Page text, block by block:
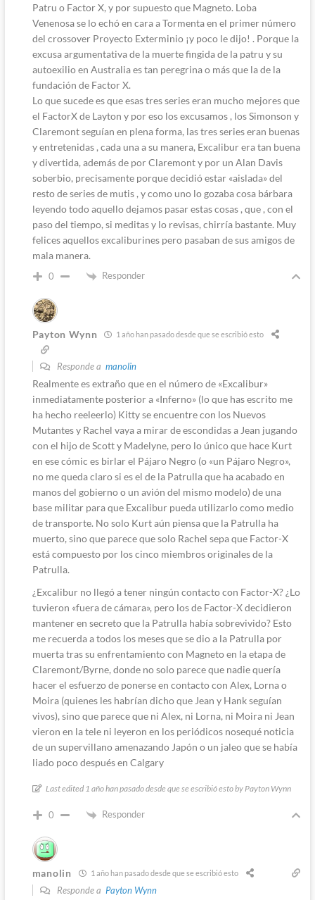
Patru o Factor X, y por supuesto que Magneto. Loba
Venenosa se lo echó en cara a Tormenta en el primer número
del crossover Proyecto Exterminio ¡y poco le dijo! . Porque la
excusa argumentativa de la muerte fingida de la patru y su
autoexilio en Australia es tan peregrina o más que la de la
fundación de Factor X.
Lo que sucede es que esas tres series eran mucho mejores que
el FactorX de Layton y por eso los excusamos , los Simonson y
Claremont seguían en plena forma, las tres series eran buenas
y entretenidas , cada una a su manera, Excalibur era tan buena
y divertida, además de por Claremont y por un Alan Davis
soberbio, precisamente porque decidió estar «aislada» del
resto de series de mutis , y como uno lo gozaba cosa bárbara
leyendo todo aquello dejamos pasar estas cosas , que , con el
paso del tiempo, si meditas y lo revisas, chirría bastante. Muy
felices aquellos excaliburines pero pasaban de sus amigos de
mala manera.
0 Responder
Payton Wynn 1 año han pasado desde que se escribió esto
Responde a manolin
Realmente es extraño que en el número de «Excalibur»
inmediatamente posterior a «Inferno» (lo que has escrito me
ha hecho reeleerlo) Kitty se encuentre con los Nuevos
Mutantes y Rachel vaya a mirar de escondidas a Jean jugando
con el hijo de Scott y Madelyne, pero lo único que hace Kurt
en ese cómic es birlar el Pájaro Negro (o «un Pájaro Negro»,
no me queda claro si es el de la Patrulla que ha acabado en
manos del gobierno o un avión del mismo modelo) de una
base militar para que Excalibur pueda utilizarlo como medio
de transporte. No solo Kurt aún piensa que la Patrulla ha
muerto, sino que parece que solo Rachel sepa que Factor-X
está compuesto por los cinco miembros originales de la
Patrulla.
¿Excalibur no llegó a tener ningún contacto con Factor-X? ¿Lo
tuvieron «fuera de cámara», pero los de Factor-X decidieron
mantener en secreto que la Patrulla había sobrevivido? Esto
me recuerda a todos los meses que se dio a la Patrulla por
muerta tras su enfrentamiento con Magneto en la etapa de
Claremont/Byrne, donde no solo parece que nadie quería
hacer el esfuerzo de ponerse en contacto con Alex, Lorna o
Moira (quienes les habrían dicho que Jean y Hank seguían
vivos), sino que parece que ni Alex, ni Lorna, ni Moira ni Jean
vieron en la tele ni leyeron en los periódicos nosequé noticia
de un supervillano amenazando Japón o un jaleo que se había
liado poco después en Calgary
Last edited 1 año han pasado desde que se escribió esto by Payton Wynn
0 Responder
manolin 1 año han pasado desde que se escribió esto
Responde a Payton Wynn